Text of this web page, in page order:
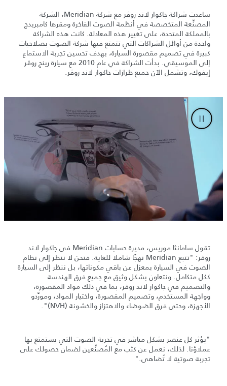
ساعدت شراكة جاكوار لاند روڤر مع شركة Meridian، الشركة
المصنِّعة المتخصصة في أنظمة الصوت الفاخرة ومقرها كامبريدج
بالمملكة المتحدة، على تغيير هذه المعادلة. كانت هذه الشراكة
واحدة من أوائل الشراكات التي تتمتع فيها شركة الصوت بصلاحيات
كبيرة في تصميم مقصورة السيارة، بهدف تحسين تجربة الاستماع
إلى الموسيقي. بدأت الشراكة في عام 2010 مع سيارة رينج روڤر
إيفوك، وتشمل الآن جميع طرازات جاكوار لاند روڤر.
تقول سامانثا موريس، مديرة حسابات Meridian في جاكوار لاند
روڤر: "تتبع Meridian نهجًا شاملا للغاية. فنحن لا ننظر إلى نظام
الصوت في السيارة بمعزل عن باقي مكوناتها، بل ننظر إلى السيارة
ككل متكامل. ونتعاون بشكل وثيق مع جميع فرق الهندسة
والتصميم في جاكوار لاند روڤر، بما في ذلك مواد المقصورة،
وواجهة المستخدم، وتصميم المقصورة، واختيار المواد، ومورِّدو
الأجهزة، وحتى فرق الضوضاء والاهتزاز والخشونة (NVH)".
"يؤثر كل عنصر بشكل مباشر في تجربة الصوت التي يستمتع بها
عملاؤنا. لذلك، نعمل عن كثب مع المُصنِّعين لضمان حصولك على
تجربة صوتية لا تُضاهى."